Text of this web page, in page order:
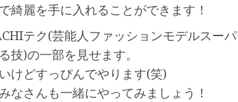
綺麗を手に入れることができます！
テク(芸能人ファッションモデルスー
技)の一部を見せます。
けどすっぴんでやります(笑)
なさんも一緒にやってみましょう！